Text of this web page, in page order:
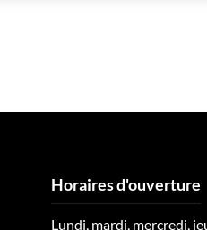
Horaires d'ouverture
Lundi, mardi, mercredi,